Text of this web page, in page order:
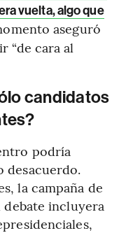
vuelta, algo que
aseguró
“de cara al
candidatos
podría
desacuerdo.
la campaña de
debate incluyera